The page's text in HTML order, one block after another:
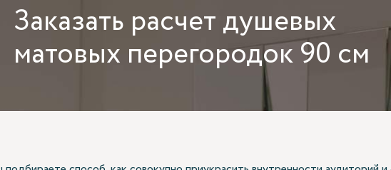
Заказать расчет душевых
матовых перегородок 90 см